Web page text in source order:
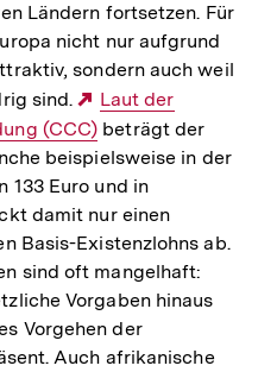
Ländern fortsetzen. Für
nicht nur aufgrund
sondern auch weil
sind.
Externer
Link:
Laut der
(CCC) beträgt der
beispielsweise in der
133 Euro und in
damit nur einen
Basis-Existenzlohns ab.
sind oft mangelhaft:
Vorgaben hinaus
Vorgehen der
Auch afrikanische